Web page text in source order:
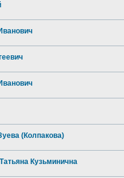
(Колпакова)
Кузьминична